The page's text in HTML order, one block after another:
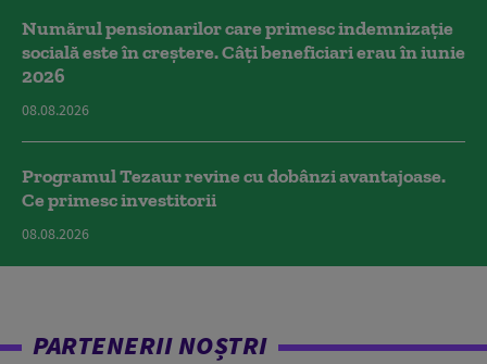
Numărul pensionarilor care primesc indemnizaţie
socială este în creștere. Câți beneficiari erau în iunie
2026
08.08.2026
Programul Tezaur revine cu dobânzi avantajoase.
Ce primesc investitorii
08.08.2026
PARTENERII NOȘTRI